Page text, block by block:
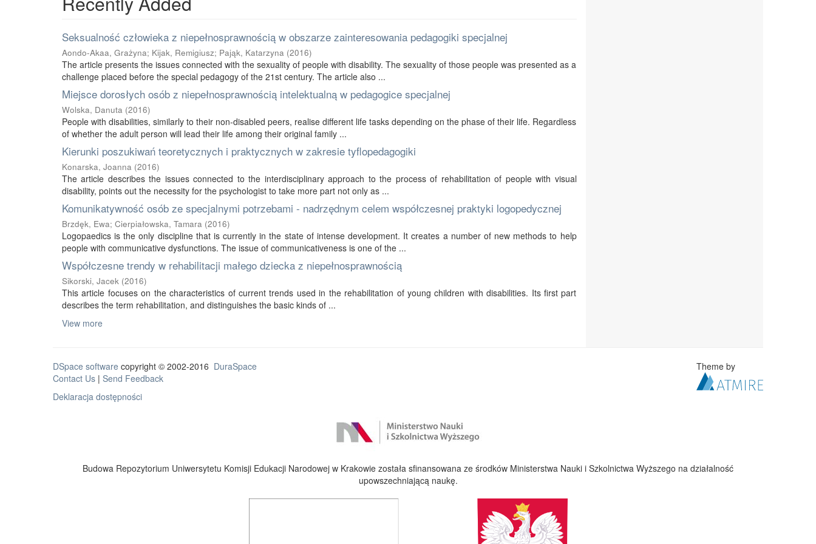
Seksualność człowieka z niepełnosprawnością w obszarze zainteresowania pedagogiki specjalnej
Aondo-Akaa, Grażyna; Kijak, Remigiusz; Pająk, Katarzyna (2016)
The article presents the issues connected with the sexuality of people with disability. The sexuality of those people was presented as a
challenge placed before the special pedagogy of the 21st century. The article also ...
Miejsce dorosłych osób z niepełnosprawnością intelektualną w pedagogice specjalnej
Wolska, Danuta (2016)
People with disabilities, similarly to their non-disabled peers, realise different life tasks depending on the phase of their life. Regardless
of whether the adult person will lead their life among their original family ...
Kierunki poszukiwań teoretycznych i praktycznych w zakresie tyflopedagogiki
Konarska, Joanna (2016)
The article describes the issues connected to the interdisciplinary approach to the process of rehabilitation of people with visual
disability, points out the necessity for the psychologist to take more part not only as ...
Komunikatywność osób ze specjalnymi potrzebami - nadrzędnym celem współczesnej praktyki logopedycznej
Brzdęk, Ewa; Cierpiałowska, Tamara (2016)
Logopaedics is the only discipline that is currently in the state of intense development. It creates a number of new methods to help
people with communicative dysfunctions. The issue of communicativeness is one of the ...
Współczesne trendy w rehabilitacji małego dziecka z niepełnosprawnością
Sikorski, Jacek (2016)
This article focuses on the characteristics of current trends used in the rehabilitation of young children with disabilities. Its first part
describes the term rehabilitation, and distinguishes the basic kinds of ...
View more
DSpace software copyright © 2002-2016 DuraSpace
Contact Us | Send Feedback
Deklaracja dostępności
Theme by
Budowa Repozytorium Uniwersytetu Komisji Edukacji Narodowej w Krakowie została sfinansowana ze środków Ministerstwa Nauki i Szkolnictwa Wyższego na działalność
upowszechniającą naukę.